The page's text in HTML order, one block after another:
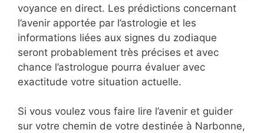
voyance en direct. Les prédictions concernant
l’avenir apportée par l’astrologie et les
informations liées aux signes du zodiaque
seront probablement très précises et avec
chance l’astrologue pourra évaluer avec
exactitude votre situation actuelle.
Si vous voulez vous faire lire l’avenir et guider
sur votre chemin de votre destinée à Narbonne,